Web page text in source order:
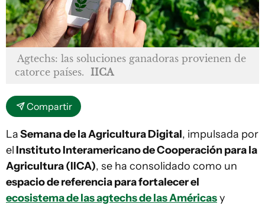
Agtechs: las soluciones ganadoras provienen de
catorce países.
IICA
Compartir
LaSemana de la Agricultura Digital, impulsada por
el Instituto Interamericano de Cooperación para la
Agricultura (IICA), se ha consolidado como un
espacio de referencia para fortalecer el
ecosistema de las agtechs de las Américasy